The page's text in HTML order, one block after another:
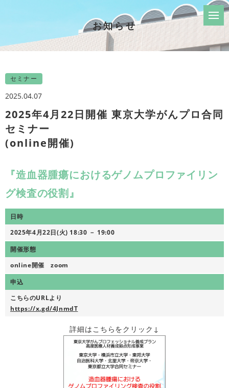
お知らせ
セミナー
2025.04.07
2025年4月22日開催 東京大学がんプロ合同
セミナー
(online開催)
『造血器腫瘍におけるゲノムプロファイリン
グ検査の役割』
日時
2025年4月22日(火) 18:30 － 19:00
開催形態
online開催 zoom
申込
こちらのURLより
https://x.gd/4JnmdT
詳細はこちらをクリック↓